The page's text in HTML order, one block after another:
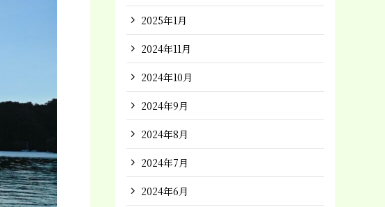
2025年1月
2024年11月
2024年10月
2024年9月
2024年8月
2024年7月
2024年6月